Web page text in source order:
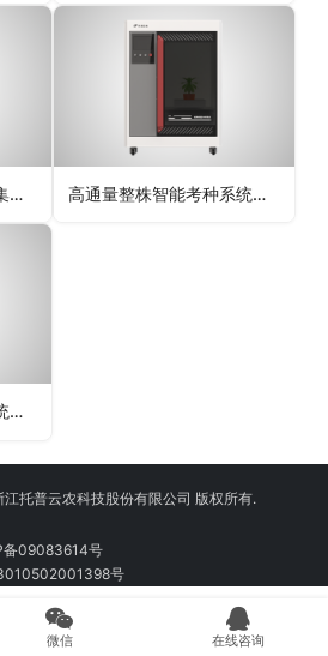
高光谱植物数字表型采集分析系统 高通量整株智能考种系统（大豆）
高通量整株智能考种系统（油菜）
托普云农科技股份有限公司 版权所有.
备09083614号
号
微信 在线咨询